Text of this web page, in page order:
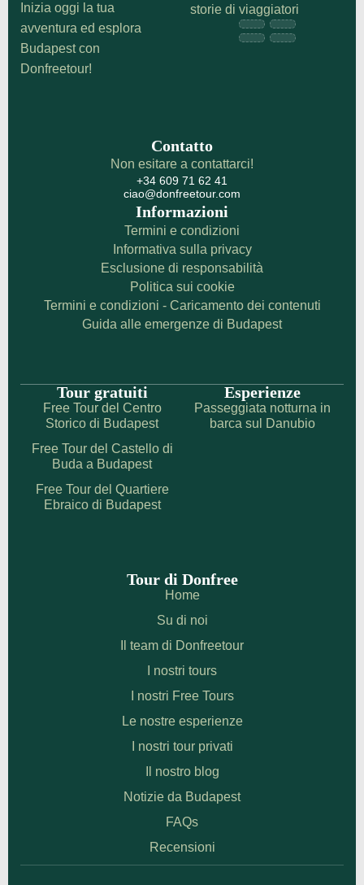
Inizia oggi la tua
avventura ed esplora
Budapest con
Donfreetour!
storie di viaggiatori
Contatto
Non esitare a contattarci!
+34 609 71 62 41
ciao@donfreetour.com
Informazioni
Termini e condizioni
Informativa sulla privacy
Esclusione di responsabilità
Politica sui cookie
Termini e condizioni - Caricamento dei contenuti
Guida alle emergenze di Budapest
Tour gratuiti
Free Tour del Centro
Storico di Budapest
Free Tour del Castello di
Buda a Budapest
Free Tour del Quartiere
Ebraico di Budapest
Esperienze
Passeggiata notturna in
barca sul Danubio
Tour di Donfree
Home
Su di noi
Il team di Donfreetour
I nostri tours
I nostri Free Tours
Le nostre esperienze
I nostri tour privati
Il nostro blog
Notizie da Budapest
FAQs
Recensioni